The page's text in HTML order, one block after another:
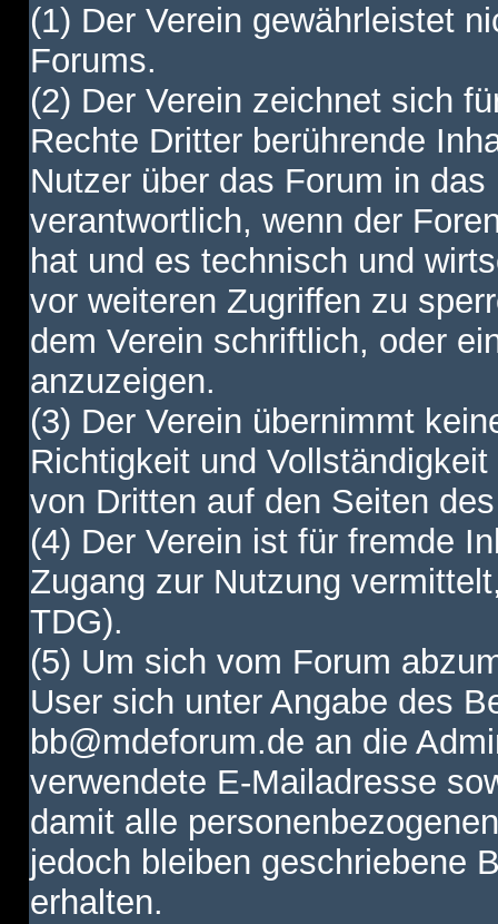
(1) Der Verein gewährleistet
Forums.
(2) Der Verein zeichnet sich
Rechte Dritter berührende
Nutzer über das Forum in
verantwortlich, wenn der
hat und es technisch und
vor weiteren Zugriffen zu
dem Verein schriftlich, oder
anzuzeigen.
(3) Der Verein übernimmt
Richtigkeit und
von Dritten auf den Seiten
(4) Der Verein ist für fremde
Zugang zur Nutzung
TDG).
(5) Um sich vom Forum
User sich unter Angabe des
bb@mdeforum.de an die
verwendete E-Mailadresse
damit alle
jedoch bleiben geschriebene
erhalten.